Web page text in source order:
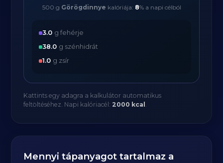
500 g Görögdinnye kalóriája: 8% a napi célból
3.0 g fehérje
38.0 g szénhidrát
1.0 g zsír
Kattints egy adagra a kalkulátor automatikus
feltöltéséhez. Napi kalóriacél: 2000 kcal .
Mennyi tápanyagot tartalmaz a